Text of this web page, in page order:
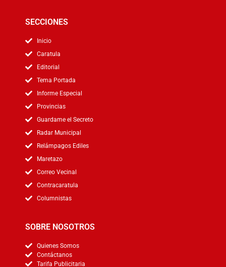
SECCIONES
Inicio
Caratula
Editorial
Tema Portada
Informe Especial
Provincias
Guardame el Secreto
Radar Municipal
Relámpagos Ediles
Maretazo
Correo Vecinal
Contracaratula
Columnistas
SOBRE NOSOTROS
Quienes Somos
Contáctanos
Tarifa Publicitaria